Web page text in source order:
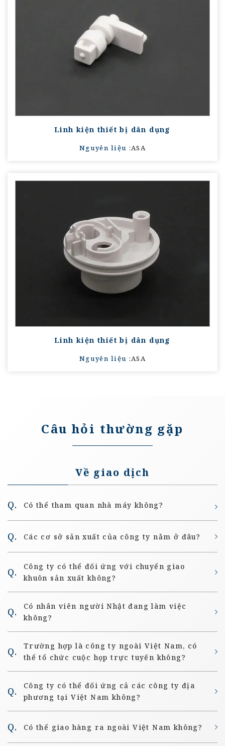
Linh kiện thiết bị dân dụng
Nguyên liệu :ASA
Linh kiện thiết bị dân dụng
Nguyên liệu :ASA
Câu hỏi thường gặp
Về giao dịch
Có thể tham quan nhà máy không?
Các cơ sở sản xuất của công ty nằm ở đâu?
Công ty có thể đối ứng với chuyển giao
khuôn sản xuất không?
Có nhân viên người Nhật đang làm việc
không?
Trường hợp là công ty ngoài Việt Nam, có
thể tổ chức cuộc họp trực tuyến không?
Công ty có thể đối ứng cả các công ty địa
phương tại Việt Nam không?
Có thể giao hàng ra ngoài Việt Nam không?